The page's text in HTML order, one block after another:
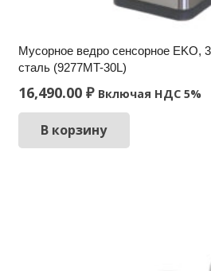
Мусорное ведро сенсорное EKO,
сталь (9277MT-30L)
16,490.00 ₽ Включая НДС 5%
В корзину